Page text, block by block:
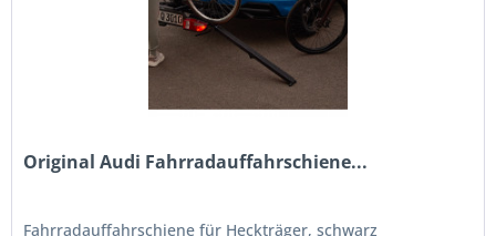
Original Audi Fahrradauffahrschiene...
Fahrradauffahrschiene für Heckträger, schwarz